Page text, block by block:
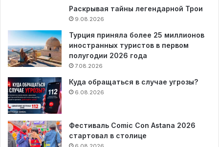
Раскрывая тайны легендарной Трои
9.08.2026
Турция приняла более 25 миллионов
иностранных туристов в первом
полугодии 2026 года
7.08.2026
Куда обращаться в случае угрозы?
6.08.2026
Фестиваль Comic Con Astana 2026
стартовал в столице